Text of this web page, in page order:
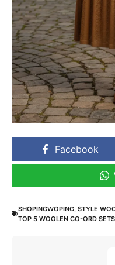
Facebook
SHOPINGWOPING STYLE
TOP 5 WOOLEN CO-ORD